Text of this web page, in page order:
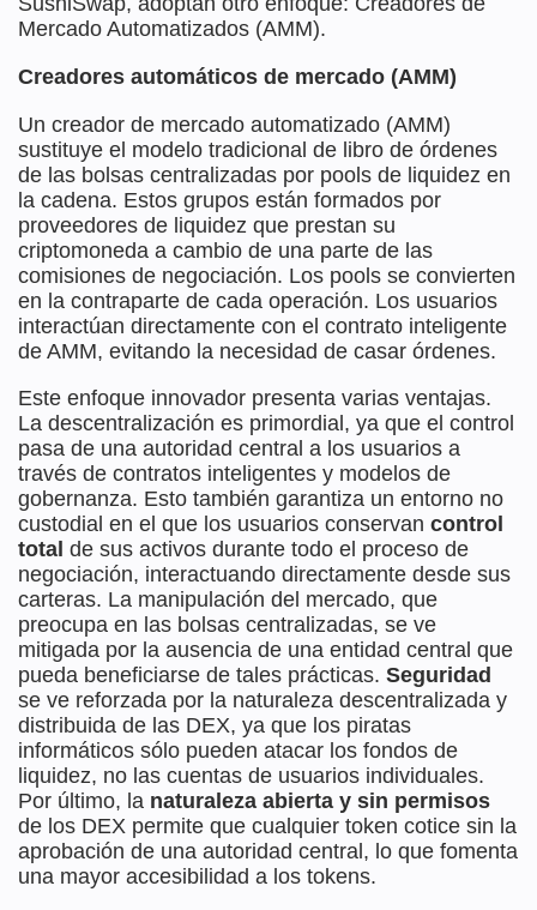
Mercado Automatizados (AMM).
Creadores automáticos de mercado (AMM)
Un creador de mercado automatizado (AMM)
sustituye el modelo tradicional de libro de órdenes
de las bolsas centralizadas por pools de liquidez en
la cadena. Estos grupos están formados por
proveedores de liquidez que prestan su
criptomoneda a cambio de una parte de las
comisiones de negociación. Los pools se convierten
en la contraparte de cada operación. Los usuarios
interactúan directamente con el contrato inteligente
de AMM, evitando la necesidad de casar órdenes.
Este enfoque innovador presenta varias ventajas.
La descentralización es primordial, ya que el control
pasa de una autoridad central a los usuarios a
través de contratos inteligentes y modelos de
gobernanza. Esto también garantiza un entorno no
custodial en el que los usuarios conservan control
total de sus activos durante todo el proceso de
negociación, interactuando directamente desde sus
carteras. La manipulación del mercado, que
preocupa en las bolsas centralizadas, se ve
mitigada por la ausencia de una entidad central que
pueda beneficiarse de tales prácticas. Seguridad
se ve reforzada por la naturaleza descentralizada y
distribuida de las DEX, ya que los piratas
informáticos sólo pueden atacar los fondos de
liquidez, no las cuentas de usuarios individuales.
Por último, la naturaleza abierta y sin permisos
de los DEX permite que cualquier token cotice sin la
aprobación de una autoridad central, lo que fomenta
una mayor accesibilidad a los tokens.